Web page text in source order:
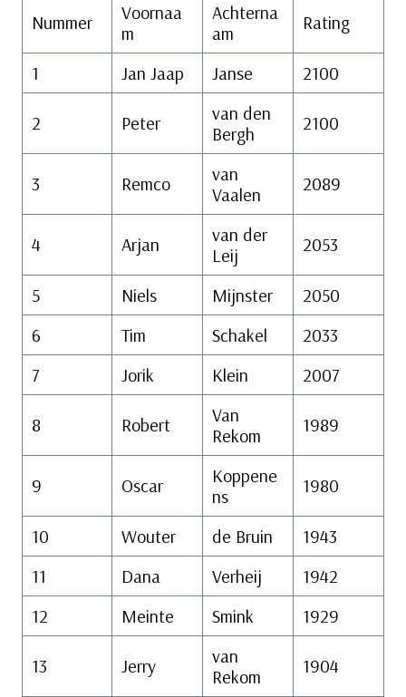
Nummer
Voornaa
m
Achterna
am
Rating
1 Jan Jaap Janse 2100
2 Peter
van den
Bergh
2100
3 Remco
van
Vaalen
2089
4 Arjan
van der
Leij
2053
5 Niels Mijnster
2050
6
Tim Schakel
2033
7
Jorik Klein 2007
8 Robert
Van
Rekom
1989
9 Oscar
Koppene
ns
1980
10 Wouter de Bruin
1943
11
Dana Verheij
1942
12
Meinte Smink 1929
13 Jerry
van
Rekom
1904